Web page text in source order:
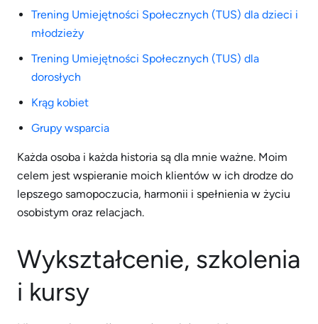
Trening Umiejętności Społecznych (TUS) dla dzieci i
młodzieży
Trening Umiejętności Społecznych (TUS) dla
dorosłych
Krąg kobiet
Grupy wsparcia
Każda osoba i każda historia są dla mnie ważne. Moim
celem jest wspieranie moich klientów w ich drodze do
lepszego samopoczucia, harmonii i spełnienia w życiu
osobistym oraz relacjach.
Wykształcenie, szkolenia
i kursy